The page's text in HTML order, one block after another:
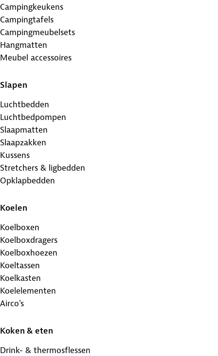
Campingkeukens
Campingtafels
Campingmeubelsets
Hangmatten
Meubel accessoires
Slapen
Luchtbedden
Luchtbedpompen
Slaapmatten
Slaapzakken
Kussens
Stretchers & ligbedden
Opklapbedden
Koelen
Koelboxen
Koelboxdragers
Koelboxhoezen
Koeltassen
Koelkasten
Koelelementen
Airco's
Koken & eten
Drink- & thermosflessen